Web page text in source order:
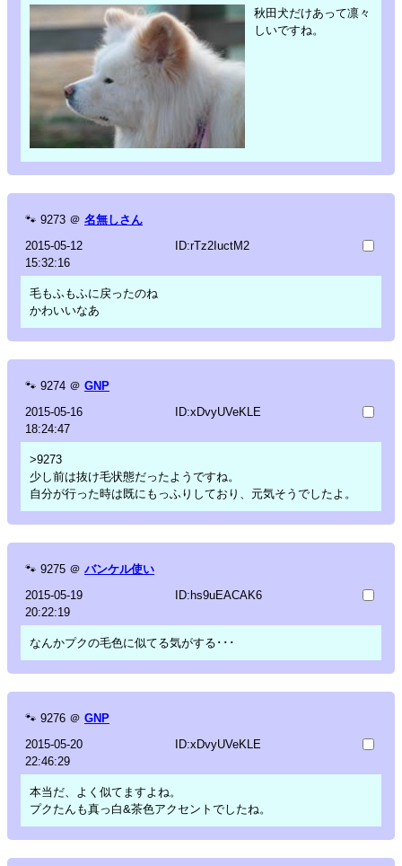
秋田犬だけあって凛々
しいですね。
🐾 9273 ＠ 名無しさん
2015-05-12
15:32:16
ID:rTz2IuctM2
毛もふもふに戻ったのね
かわいいなあ
🐾 9274 ＠ GNP
2015-05-16
18:24:47
ID:xDvyUVeKLE
>9273
少し前は抜け毛状態だったようですね。
自分が行った時は既にもっふりしており、元気そうでしたよ。
🐾 9275 ＠ バンケル使い
2015-05-19
20:22:19
ID:hs9uEACAK6
なんかプクの毛色に似てる気がする･･･
🐾 9276 ＠ GNP
2015-05-20
22:46:29
ID:xDvyUVeKLE
本当だ、よく似てますよね。
プクたんも真っ白&茶色アクセントでしたね。